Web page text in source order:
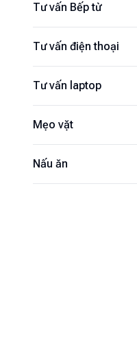
Tư vấn Bếp từ
Tư vấn điện thoại
Tư vấn laptop
Mẹo vặt
Nấu ăn